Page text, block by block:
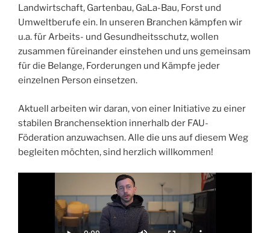
Landwirtschaft, Gartenbau, GaLa-Bau, Forst und
Umweltberufe ein. In unseren Branchen kämpfen wir
u.a. für Arbeits- und Gesundheitsschutz, wollen
zusammen füreinander einstehen und uns gemeinsam
für die Belange, Forderungen und Kämpfe jeder
einzelnen Person einsetzen.
Aktuell arbeiten wir daran, von einer Initiative zu einer
stabilen Branchensektion innerhalb der FAU-
Föderation anzuwachsen. Alle die uns auf diesem Weg
begleiten möchten, sind herzlich willkommen!